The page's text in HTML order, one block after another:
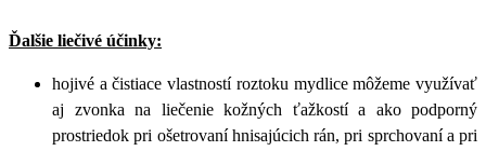
Ďalšie liečivé účinky:
hojivé a čistiace vlastností roztoku mydlice môžeme využívať
aj zvonka na liečenie kožných ťažkostí a ako podporný
prostriedok pri ošetrovaní hnisajúcich rán, pri sprchovaní a pri